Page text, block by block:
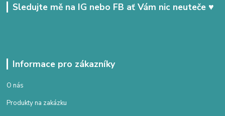
Sledujte mě na IG nebo FB ať Vám nic neuteče ♥
Informace pro zákazníky
O nás
Produkty na zakázku